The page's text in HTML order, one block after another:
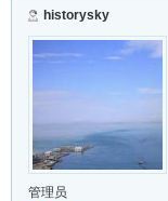
historysky
管理员